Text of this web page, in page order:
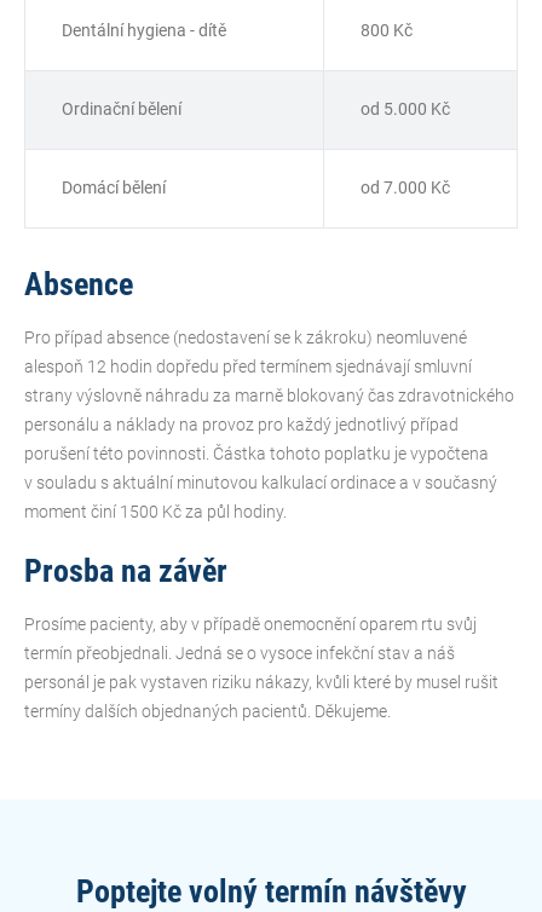
Dentální hygiena - dítě 800 Kč
Ordinační bělení od 5.000 Kč
Domácí bělení od 7.000 Kč
Absence
Pro případ absence (nedostavení se k zákroku) neomluvené
alespoň 12 hodin dopředu před termínem sjednávají smluvní
strany výslovně náhradu za marně blokovaný čas zdravotnického
personálu a náklady na provoz pro každý jednotlivý případ
porušení této povinnosti. Částka tohoto poplatku je vypočtena
v souladu s aktuální minutovou kalkulací ordinace a v současný
moment činí 1500 Kč za půl hodiny.
Prosba na závěr
Prosíme pacienty, aby v případě onemocnění oparem rtu svůj
termín přeobjednali. Jedná se o vysoce infekční stav a náš
personál je pak vystaven riziku nákazy, kvůli které by musel rušit
termíny dalších objednaných pacientů. Děkujeme.
Poptejte volný termín návštěvy